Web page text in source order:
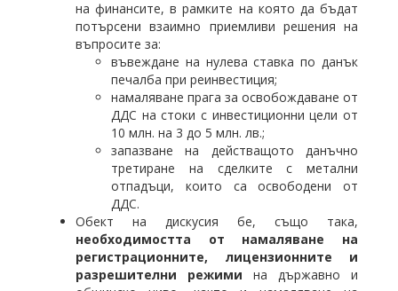
на финансите, в рамките на която да бъдат
потърсени взаимно приемливи решения на
въпросите за:
въвеждане на нулева ставка по данък
печалба при реинвестиция;
намаляване прага за освобождаване от
ДДС на стоки с инвестиционни цели от
10 млн. на 3 до 5 млн. лв.;
запазване на действащото данъчно
третиране на сделките с метални
отпадъци, които са освободени от
ДДС.
Обект на дискусия бе, също така,
необходимостта от намаляване на
регистрационните, лицензионните и
разрешителни режими на държавно и